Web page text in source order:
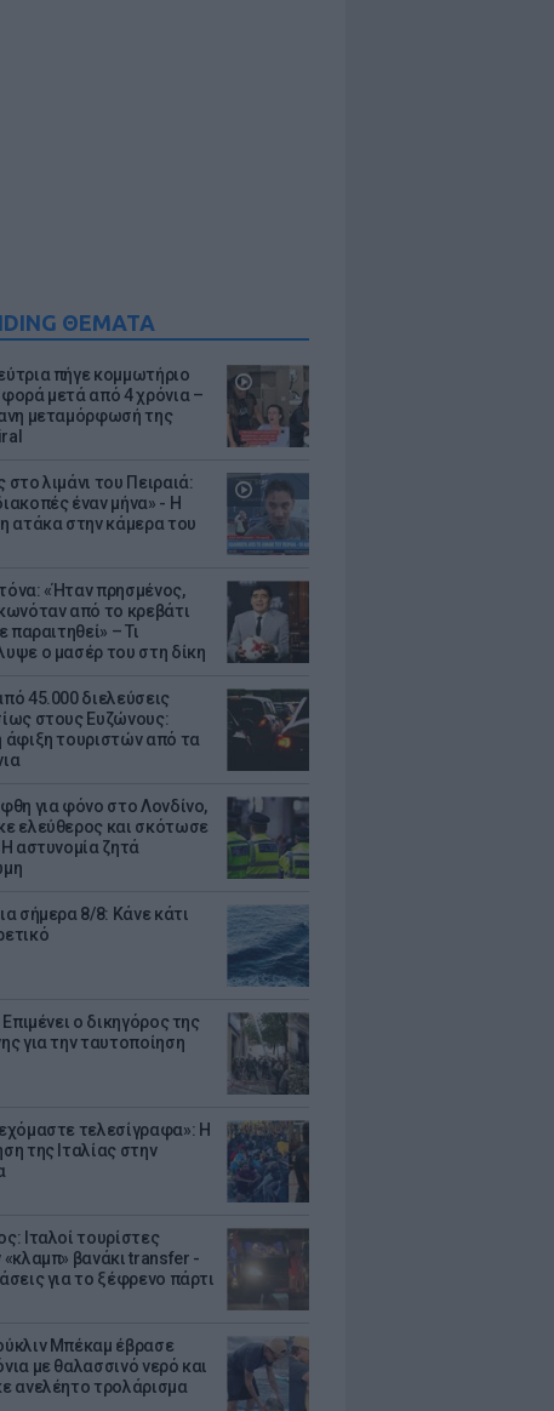
ΘΕΜΑΤΑ
πήγε κομμωτήριο
μετά από 4 χρόνια –
μεταμόρφωσή της
στο λιμάνι του Πειραιά:
έναν μήνα» - Η
ατάκα στην κάμερα του
«Ήταν πρησμένος,
από το κρεβάτι
παραιτηθεί» – Τι
ο μασέρ του στη δίκη
45.000 διελεύσεις
στους Ευζώνους:
άφιξη τουριστών από τα
για φόνο στο Λονδίνο,
ελεύθερος και σκότωσε
αστυνομία ζητά
σήμερα 8/8: Κάνε κάτι
ο δικηγόρος της
για την ταυτοποίηση
τελεσίγραφα»: Η
της Ιταλίας στην
Ιταλοί τουρίστες
«κλαμπ» βανάκι transfer -
για το ξέφρενο πάρτι
Μπέκαμ έβρασε
με θαλασσινό νερό και
ανελέητο τρολάρισμα